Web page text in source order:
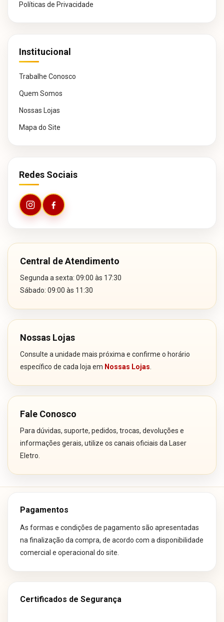
Políticas de Privacidade
Institucional
Trabalhe Conosco
Quem Somos
Nossas Lojas
Mapa do Site
Redes Sociais
Central de Atendimento
Segunda a sexta: 09:00 às 17:30
Sábado: 09:00 às 11:30
Nossas Lojas
Consulte a unidade mais próxima e confirme o horário
específico de cada loja em Nossas Lojas
Fale Conosco
Para dúvidas, suporte, pedidos, trocas, devoluções e
informações gerais, utilize os canais oficiais da Laser
Eletro.
Pagamentos
As formas e condições de pagamento são apresentadas
na finalização da compra, de acordo com a disponibilidade
comercial e operacional do site.
Certificados de Segurança